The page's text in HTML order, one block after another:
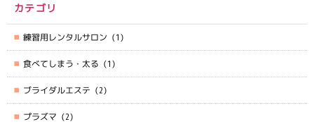
カテゴリ
練習用レンタルサロン (1)
食べてしまう・太る (1)
ブライダルエステ (2)
プラズマ (2)